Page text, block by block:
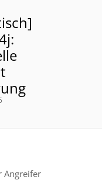
Angreifer